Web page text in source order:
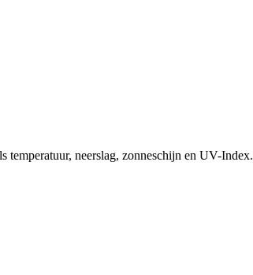
temperatuur, neerslag, zonneschijn en UV-Index.